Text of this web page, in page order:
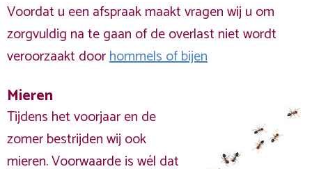
Voordat u een afspraak maakt vragen wij u om
zorgvuldig na te gaan of de overlast niet wordt
veroorzaakt doorhommels of bijen
Mieren
Tijdens het voorjaar en de
zomer bestrijden wij ook
mieren. Voorwaarde is wél dat